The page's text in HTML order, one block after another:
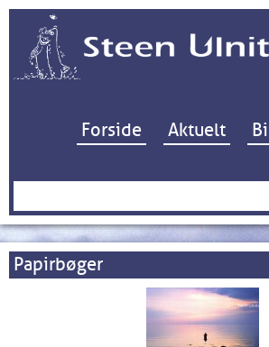
Hop til
Forside Aktuelt
Søg
Papirbøger